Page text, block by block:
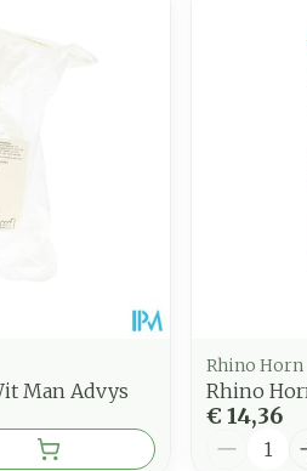
prijswaarden aan te
Man Advys
Rhino Horn
Rhino
€ 14,36
Aantal